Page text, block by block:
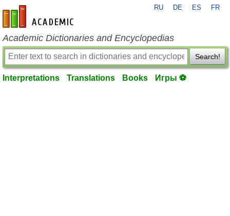
en-academic.com
RU DE ES FR
Academic Dictionaries and Encyclopedias
Search!
Interpretations Translations Books Игры ⚽